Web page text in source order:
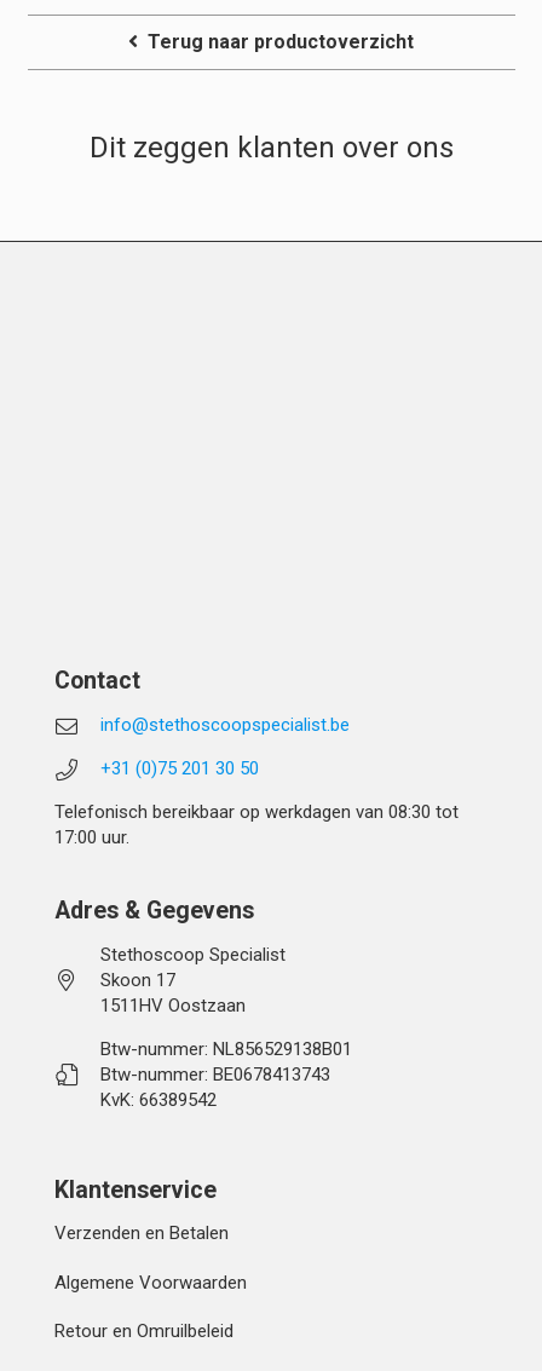
Terug naar productoverzicht
Dit zeggen klanten over ons
Contact
info@stethoscoopspecialist.be
+31 (0)75 201 30 50
Telefonisch bereikbaar op werkdagen van 08:30 tot
17:00 uur.
Adres & Gegevens
Stethoscoop Specialist
Skoon 17
1511HV Oostzaan
Btw-nummer: NL856529138B01
Btw-nummer: BE0678413743
KvK: 66389542
Klantenservice
Verzenden en Betalen
Algemene Voorwaarden
Retour en Omruilbeleid